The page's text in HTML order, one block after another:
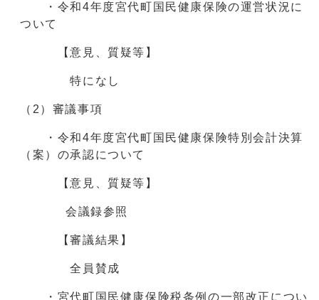
・令和4年度宮代町国民健康保険の運営状況に
ついて
【意見、質疑等】
特になし
（2）審議事項
・令和4年度宮代町国民健康保険特別会計決算
（案）の承認について
【意見、質疑等】
会議録参照
【審議結果】
全員賛成
・宮代町国民健康保険税条例の一部改正につい